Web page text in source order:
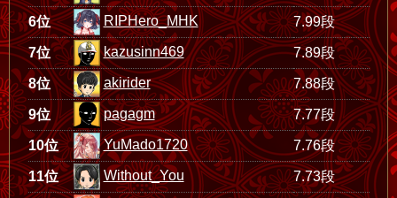
6位 RIPHero_MHK 7.99段
7位 kazusinn469 7.89段
8位 akirider 7.88段
9位 pagagm 7.77段
10位 YuMado1720 7.76段
11位 Without_You 7.73段